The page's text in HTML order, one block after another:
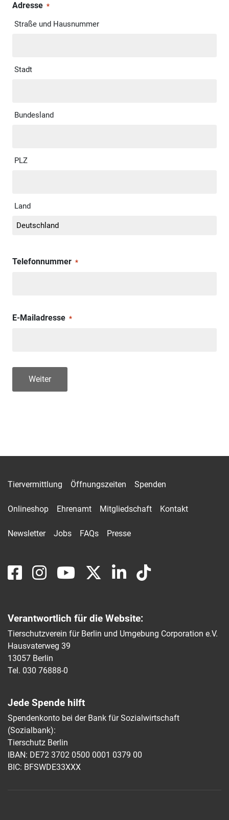
Adresse *
Straße und Hausnummer
Stadt
Bundesland
PLZ
Land
Telefonnummer *
E-Mailadresse *
Weiter
Tiervermittlung Öffnungszeiten Spenden
Onlineshop Ehrenamt Mitgliedschaft Kontakt
Newsletter Jobs FAQs Presse
Verantwortlich für die Website:
Tierschutzverein für Berlin und Umgebung Corporation e.V.
Hausvaterweg 39
13057 Berlin
Tel. 030 76888-0
Jede Spende hilft
Spendenkonto bei der Bank für Sozialwirtschaft
(Sozialbank):
Tierschutz Berlin
IBAN: DE72 3702 0500 0001 0379 00
BIC: BFSWDE33XXX